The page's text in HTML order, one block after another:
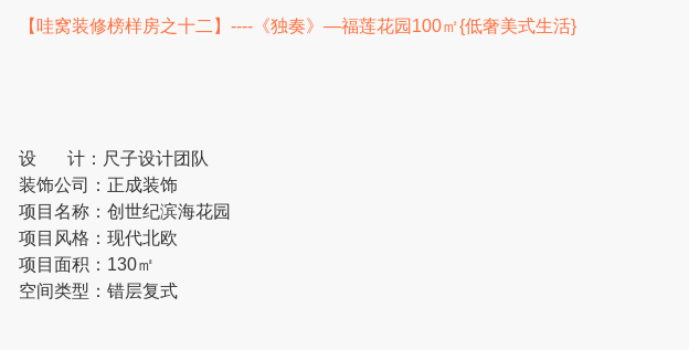
【哇窝装修榜样房之十二】----《独奏》—福莲花园100㎡{低奢美式生活}
设 计：尺子设计团队
装饰公司：正成装饰
项目名称：创世纪滨海花园
项目风格：现代北欧
项目面积：130㎡
空间类型：错层复式